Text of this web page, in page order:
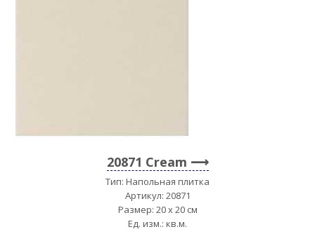
20871 Cream
Тип: Напольная плитка
Артикул: 20871
Размер: 20 x 20 см
Ед. изм.: кв.м.